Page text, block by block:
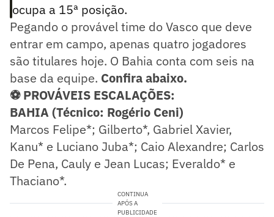
ocupa a 15ª posição.
Pegando o provável time do Vasco que deve
entrar em campo, apenas quatro jogadores
são titulares hoje. O Bahia conta com seis na
base da equipe. Confira abaixo.
⚽ PROVÁVEIS ESCALAÇÕES:
BAHIA (Técnico: Rogério Ceni)
Marcos Felipe*; Gilberto*, Gabriel Xavier,
Kanu* e Luciano Juba*; Caio Alexandre; Carlos
De Pena, Cauly e Jean Lucas; Everaldo* e
Thaciano*.
CONTINUA
APÓS A
PUBLICIDADE